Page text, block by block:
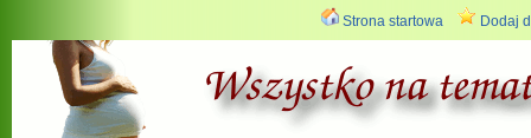
Strona startowa Dodaj